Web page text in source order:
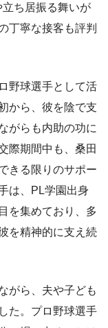
ち居振る舞いが
丁寧な接客も評判
野球選手として活
から、彼を陰で支
がらも内助の功に
際期間中も、桑田
きる限りのサポー
は、PL学園出身
を集めており、多
を精神的に支え続
がら、夫や子ども
た。プロ野球選手